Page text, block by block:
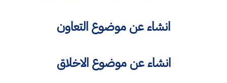
انشاء عن موضوع التعاون
انشاء عن موضوع الاخلاق